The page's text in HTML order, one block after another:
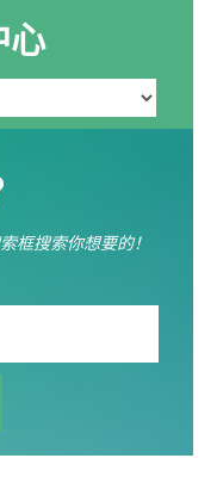
心
框搜索你想要的！